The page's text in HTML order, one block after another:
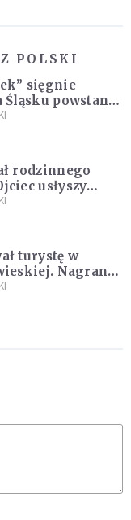
POLSKI
sięgnie
Śląsku powstanie
rodzinnego
usłyszy
turystę w
Nagranie